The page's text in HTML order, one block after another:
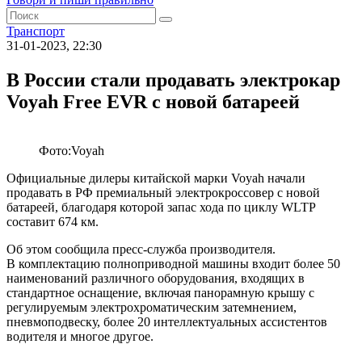
Транспорт
31-01-2023, 22:30
В России стали продавать электрокар
Voyah Free EVR с новой батареей
Фото:Voyah
Официальные дилеры китайской марки Voyah начали
продавать в РФ премиальный электрокроссовер с новой
батареей, благодаря которой запас хода по циклу WLTP
составит 674 км.
Об этом сообщила пресс-служба производителя.
В комплектацию полноприводной машины входит более 50
наименований различного оборудования, входящих в
стандартное оснащение, включая панорамную крышу с
регулируемым электрохроматическим затемнением,
пневмоподвеску, более 20 интеллектуальных ассистентов
водителя и многое другое.